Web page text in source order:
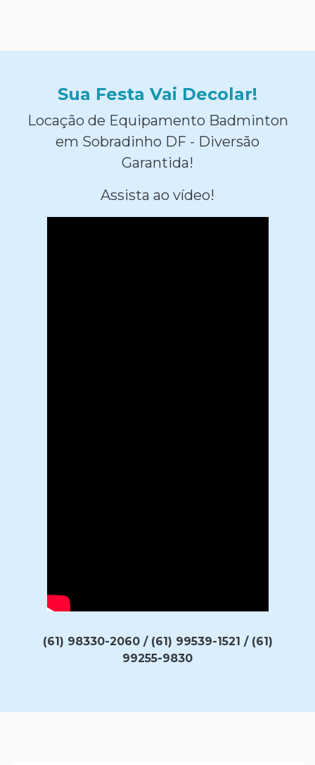
Sua Festa Vai Decolar!
Locação de Equipamento Badminton
em Sobradinho DF - Diversão
Garantida!
Assista ao vídeo!
(61) 98330-2060 / (61) 99539-1521 / (61)
99255-9830